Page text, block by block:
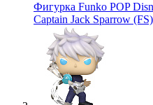
Фигурка Funko POP
Captain Jack Sparrow